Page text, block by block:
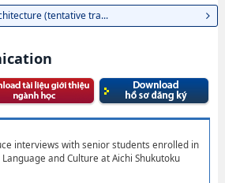
(tentative tra...
interviews with senior students enrolled in
and Culture at Aichi Shukutoku